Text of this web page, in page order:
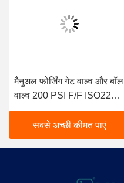
मैनुअल फोर्जिंग गेट वाल्व और बॉल
वाल्व 200 PSI F/F ISO228/1
थ्रेडेड सतह
सबसे अच्छी कीमत पाएं